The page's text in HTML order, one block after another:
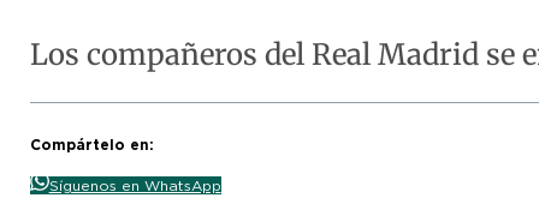
Los compañeros del Real Madrid se
Compártelo en:
Síguenos en WhatsApp